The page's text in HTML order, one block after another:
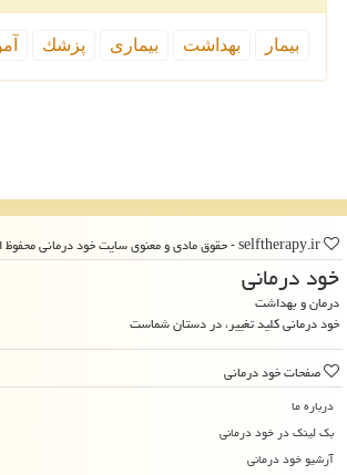
بیمار بهداشت بیماری پزشك
خود درمانی
درمان و بهداشت
خود درمانی کلید تغییر، در دستان شماست
صفحات خود درمانی
درباره ما
بک لینک در خود درمانی
آرشیو خود درمانی